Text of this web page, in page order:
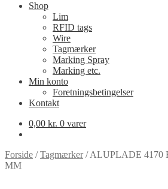
Shop
Lim
RFID tags
Wire
Tagmærker
Marking Spray
Marking etc.
Min konto
Foretningsbetingelser
Kontakt
0,00 kr. 0 varer
Forside /Tagmærker/ALUPLADE 4170
MM